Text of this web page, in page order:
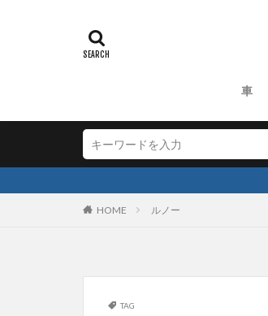
車
HOME ルノー
TAG